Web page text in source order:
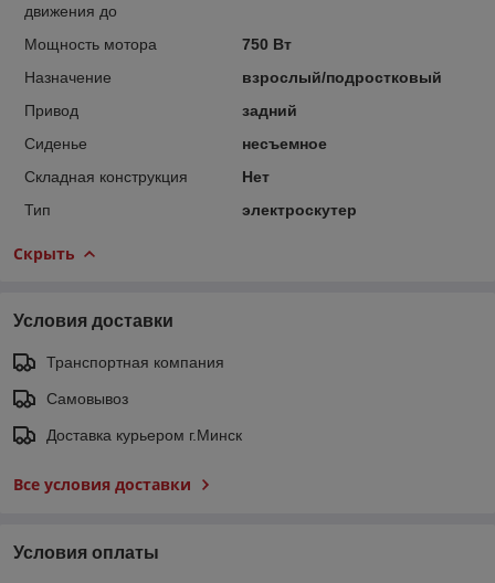
движения до
Мощность мотора
750 Вт
Назначение
взрослый/подростковый
Привод
задний
Сиденье
несъемное
Складная конструкция
Нет
Тип
электроскутер
Скрыть
Условия доставки
Транспортная компания
Самовывоз
Доставка курьером г.Минск
Все условия доставки
Условия оплаты